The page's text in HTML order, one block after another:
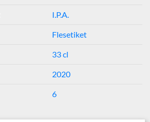
I.P.A.
Flesetiket
33 cl
2020
6